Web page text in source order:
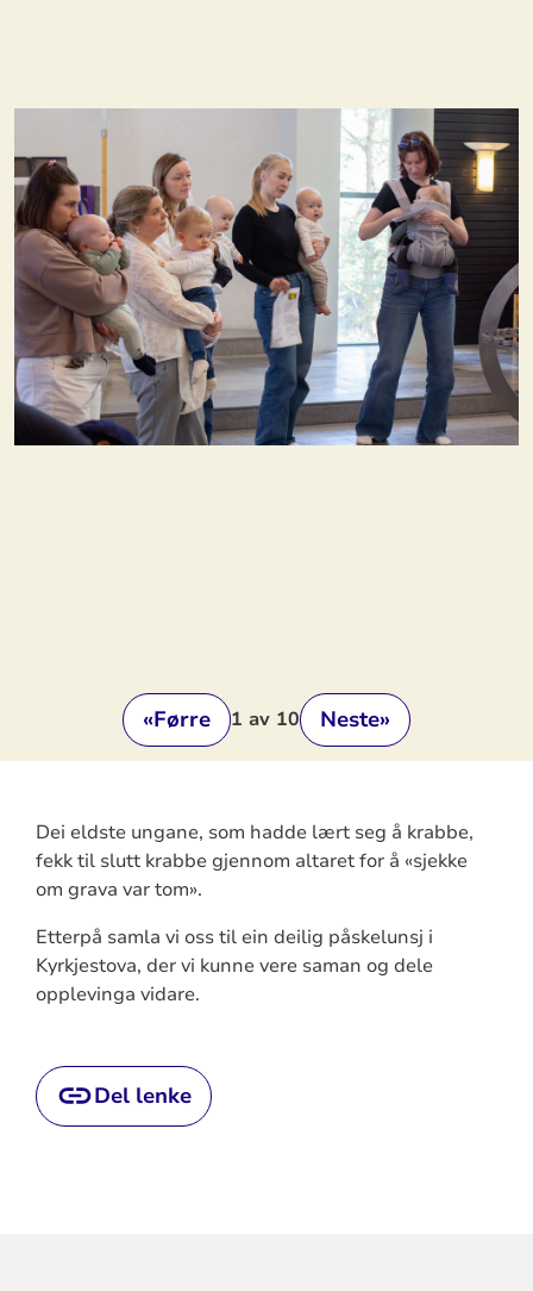
«Førre 1 av 10 Neste»
Dei eldste ungane, som hadde lært seg å krabbe,
fekk til slutt krabbe gjennom altaret for å «sjekke
om grava var tom».
Etterpå samla vi oss til ein deilig påskelunsj i
Kyrkjestova, der vi kunne vere saman og dele
opplevinga vidare.
Del lenke